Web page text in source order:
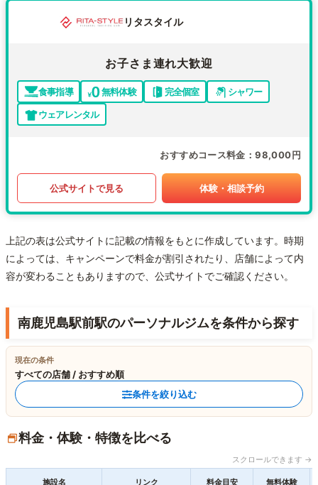
リタスタイル
お子さま連れ大歓迎
食事指導 無料体験 完全個室
シャワー
ウェアレンタル
おすすめコース料金 98,000円
公式サイトで見る 体験・相談予約
上記の表は公式サイトに記載の情報をもとに作成しています。時期
によっては、キャンペーンで料金が割引されたり、店舗によって内
容が変わることもありますので、公式サイトでご確認ください。
南鹿児島駅前駅のパーソナルジムを条件から探す
現在の条件
すべての店舗 / おすすめ順
条件を絞り込む
料金・体験・特徴を比べる
スクロールできます →
施設名 リンク 料金目安 無料体験